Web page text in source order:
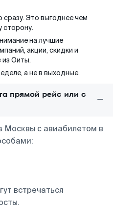
сразу. Это выгоднее чем
сторону.
на лучшие
акции, скидки и
Оиты.
а не в выходные.
прямой рейс или с
Москвы с авиабилетом в
встречаться